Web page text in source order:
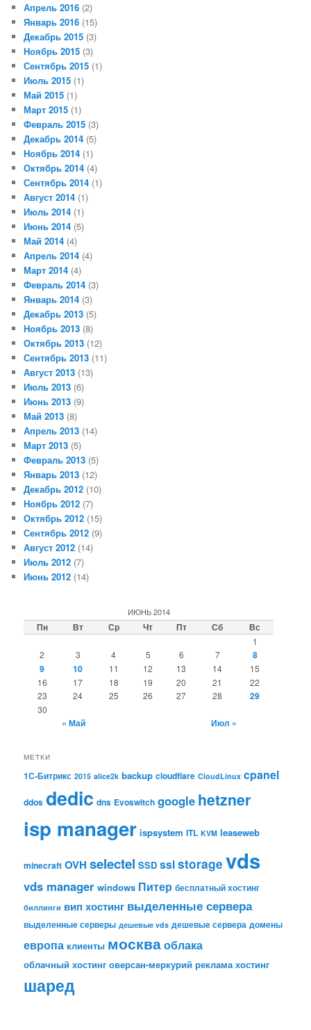
Апрель 2016 (2)
Январь 2016 (15)
Декабрь 2015 (3)
Ноябрь 2015 (3)
Сентябрь 2015 (1)
Июль 2015 (1)
Май 2015 (1)
Март 2015 (1)
Февраль 2015 (3)
Декабрь 2014 (5)
Ноябрь 2014 (1)
Октябрь 2014 (4)
Сентябрь 2014 (1)
Август 2014 (1)
Июль 2014 (1)
Июнь 2014 (5)
Май 2014 (4)
Апрель 2014 (4)
Март 2014 (4)
Февраль 2014 (3)
Январь 2014 (3)
Декабрь 2013 (5)
Ноябрь 2013 (8)
Октябрь 2013 (12)
Сентябрь 2013 (11)
Август 2013 (13)
Июль 2013 (6)
Июнь 2013 (9)
Май 2013 (8)
Апрель 2013 (14)
Март 2013 (5)
Февраль 2013 (5)
Январь 2013 (12)
Декабрь 2012 (10)
Ноябрь 2012 (7)
Октябрь 2012 (15)
Сентябрь 2012 (9)
Август 2012 (14)
Июль 2012 (7)
Июнь 2012 (14)
ИЮНЬ 2014
Пн Вт Ср Чт Пт Сб Вс
1
2
3 4 5 6 7
8
9
10 11 12 13 14
15
16
17 18 19 20 21
22
23
24 25 26 27 28 29
30
« Май Июл »
МЕТКИ
1С-Битрикс 2015 alice2k backup cloudflare CloudLinux cpanel
ddos dedic dns Evoswitch google hetzner
isp manager ispsystem ITL KVM leaseweb
minecraft OVH selectel SSD sslstorage vds
vds manager windows Питер бесплатный хостинг
биллинги вип хостинг выделенные сервера
выделенные серверы дешевые vds дешевые сервера домены
европа клиенты москваоблака
облачный хостинг оверсан-меркурий реклама хостинг
шаред